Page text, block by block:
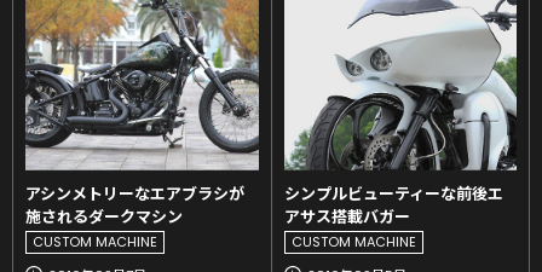
アシンメトリーなエアブラシが
施されるダークマシン
CUSTOM MACHINE
シンプルビューティーな前後エ
アサス搭載バガー
CUSTOM MACHINE